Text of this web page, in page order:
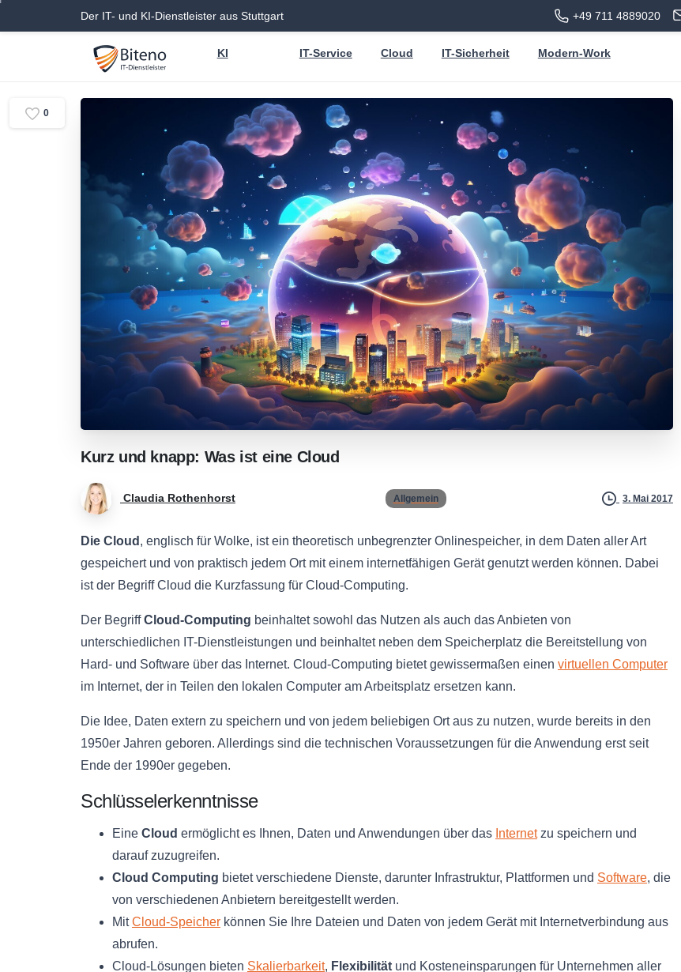
Der IT- und KI-Dienstleister aus Stuttgart +49 711 4889020
KI IT-Service Cloud IT-Sicherheit Modern-Work
Kurz und knapp: Was ist eine Cloud
Claudia Rothenhorst Allgemein 3. Mai 2017
Die Cloud , englisch für Wolke, ist ein theoretisch unbegrenzter Onlinespeicher, in dem Daten aller Art
gespeichert und von praktisch jedem Ort mit einem internetfähigen Gerät genutzt werden können. Dabei
ist der Begriff Cloud die Kurzfassung für Cloud-Computing.
Der BegriffCloud-Computing beinhaltet sowohl das Nutzen als auch das Anbieten von
unterschiedlichen IT-Dienstleistungen und beinhaltet neben dem Speicherplatz die Bereitstellung von
Hard- und Software über das Internet. Cloud-Computing bietet gewissermaßen einen virtuellen Computer
im Internet, der in Teilen den lokalen Computer am Arbeitsplatz ersetzen kann.
Die Idee, Daten extern zu speichern und von jedem beliebigen Ort aus zu nutzen, wurde bereits in den
1950er Jahren geboren. Allerdings sind die technischen Voraussetzungen für die Anwendung erst seit
Ende der 1990er gegeben.
Schlüsselerkenntnisse
Eine Cloud ermöglicht es Ihnen, Daten und Anwendungen über das Internetzu speichern und
darauf zuzugreifen.
Cloud Computing bietet verschiedene Dienste, darunter Infrastruktur, Plattformen und Software, die
von verschiedenen Anbietern bereitgestellt werden.
MitCloud-Speicher können Sie Ihre Dateien und Daten von jedem Gerät mit Internetverbindung aus
abrufen.
Cloud-Lösungen bieten Skalierbarkeit, Flexibilität und Kosteneinsparungen für Unternehmen aller
0